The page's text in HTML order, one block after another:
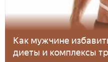
Как мужчине
диеты и комплексы